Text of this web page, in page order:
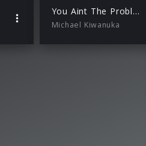
You Aint The Problem
Michael Kiwanuka